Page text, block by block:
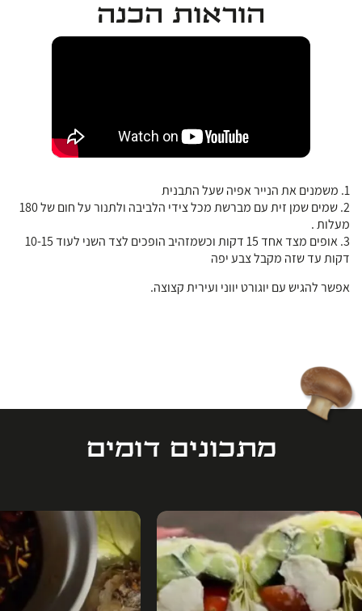
הוראות הכנה
1. משמנים את הנייר אפיה שעל התבנית
2. שמים שמן זית עם מברשת מכל צידי הלביבה ולתנור על חום של 180
מעלות .
3. אופים מצד אחד 15 דקות וכשמזהיב הופכים לצד השני לעוד 10-15
דקות עד שזה מקבל צבע יפה
אפשר להגיש עם יוגורט יווני ועירית קצוצה.
מתכונים דומים